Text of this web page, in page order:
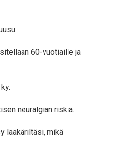
60-vuotiaille ja
neuralgian riskiä.
lääkäriltäsi, mikä